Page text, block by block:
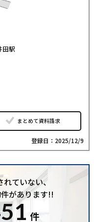
駅
まとめて資料請求
登録日：2025/12/9
ていない、
があります!!
件